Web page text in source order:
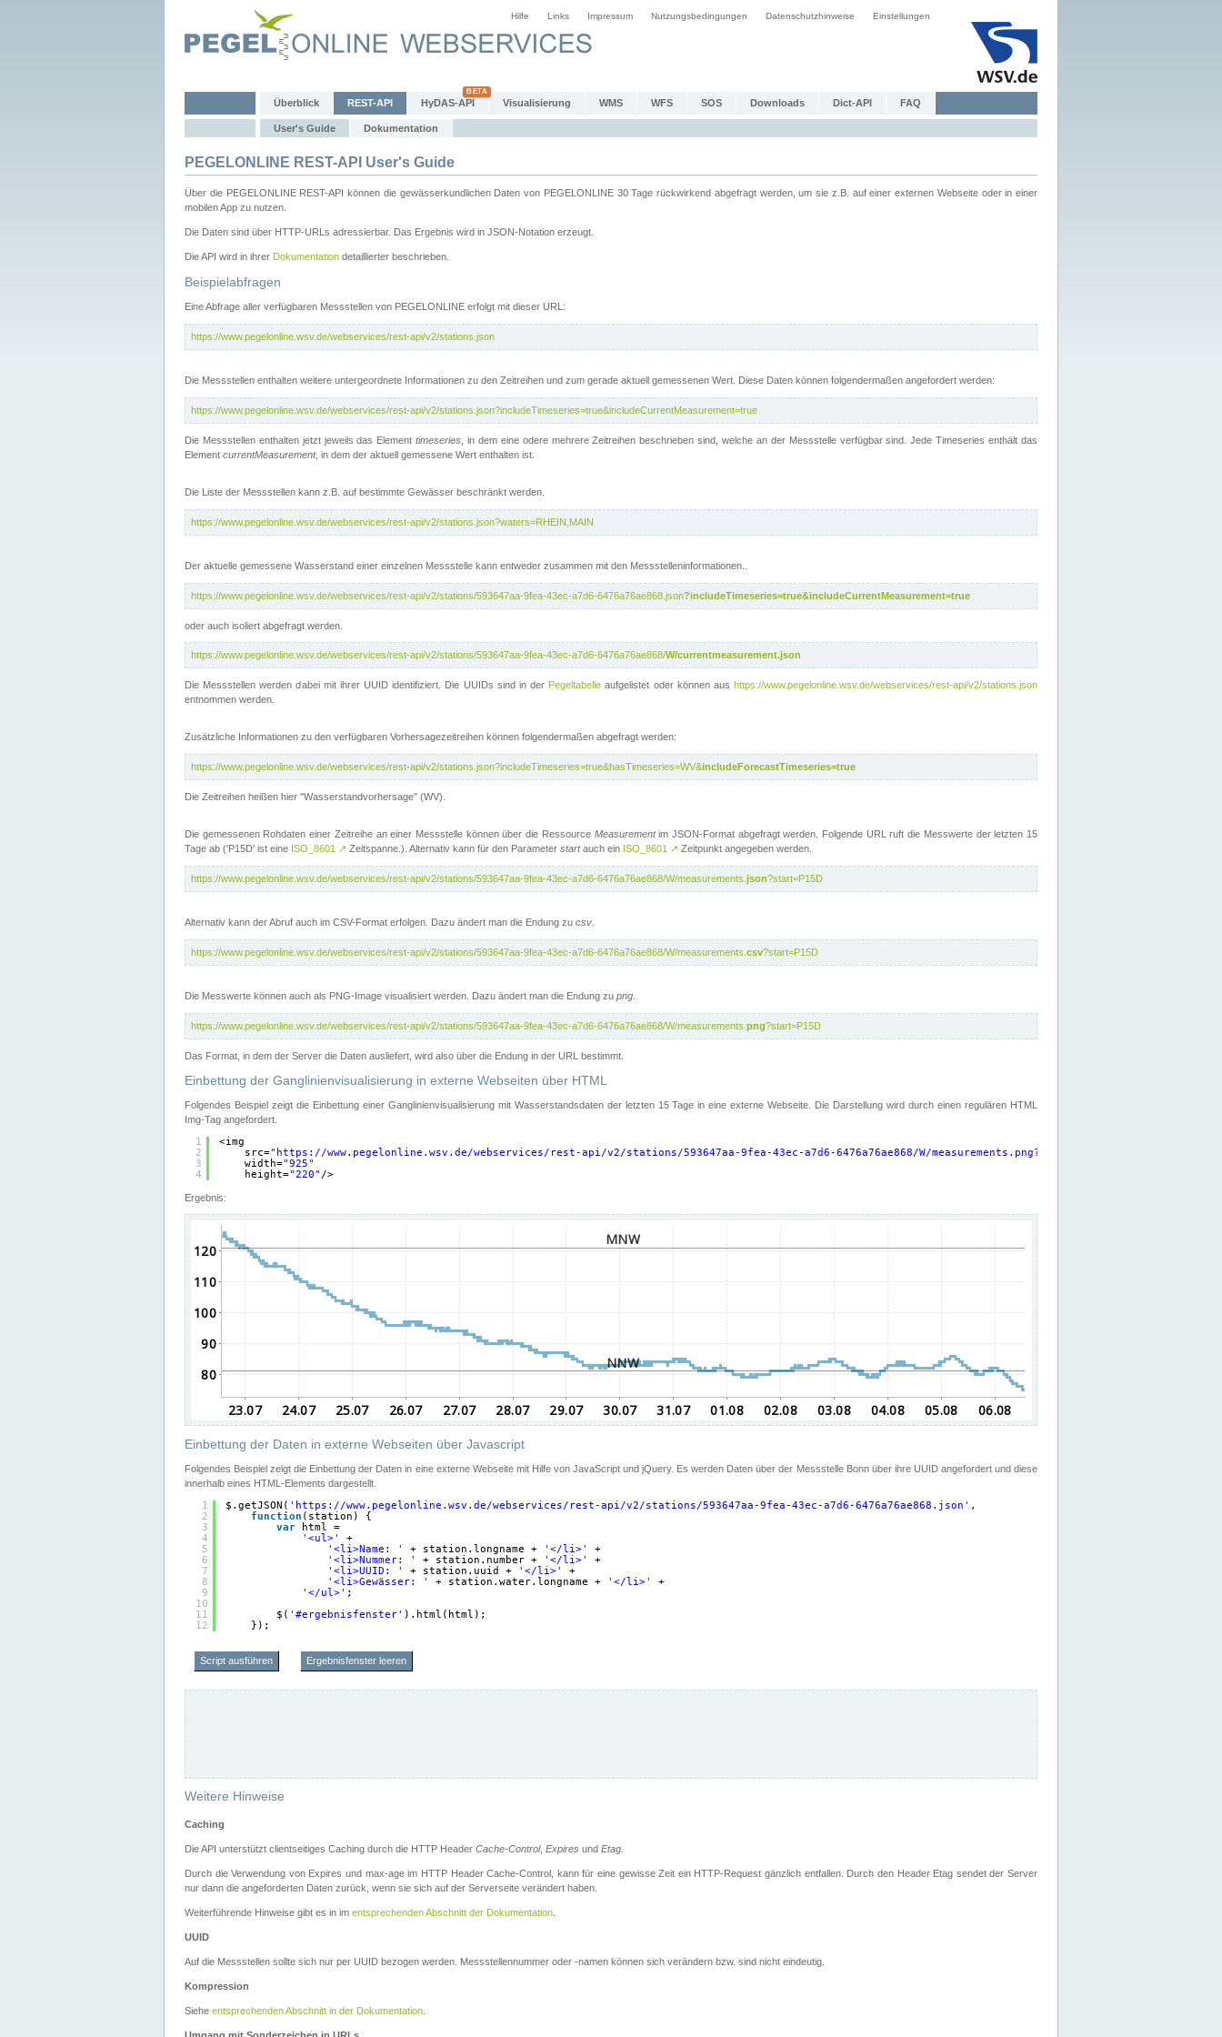
Hilfe Links Impressum Nutzungsbedingungen Datenschutzhinweise Einstellungen
Überblick REST-API HyDAS-API Visualisierung WMS WFS SOS Downloads Dict-API FAQ
User's Guide Dokumentation
PEGELONLINE REST-API User's Guide
Über die PEGELONLINE REST-API können die gewässerkundlichen Daten von PEGELONLINE 30 Tage rückwirkend abgefragt werden, um sie z.B. auf einer externen Webseite oder in einer
mobilen App zu nutzen.
Die Daten sind über HTTP-URLs adressierbar. Das Ergebnis wird in JSON-Notation erzeugt.
Die API wird in ihrer Dokumentation detaillierter beschrieben.
Beispielabfragen
Eine Abfrage aller verfügbaren Messstellen von PEGELONLINE erfolgt mit dieser URL:
https://www.pegelonline.wsv.de/webservices/rest-api/v2/stations.json
Die Messstellen enthalten weitere untergeordnete Informationen zu den Zeitreihen und zum gerade aktuell gemessenen Wert. Diese Daten können folgendermaßen angefordert werden:
https://www.pegelonline.wsv.de/webservices/rest-api/v2/stations.json?includeTimeseries=true&includeCurrentMeasurement=true
Die Messstellen enthalten jetzt jeweils das Elementtimeseries , in dem eine odere mehrere Zeitreihen beschrieben sind, welche an der Messstelle verfügbar sind. Jede Timeseries enthält das
Element currentMeasurement, in dem der aktuell gemessene Wert enthalten ist.
Die Liste der Messstellen kann z.B. auf bestimmte Gewässer beschränkt werden.
https://www.pegelonline.wsv.de/webservices/rest-api/v2/stations.json?waters=RHEIN,MAIN
Der aktuelle gemessene Wasserstand einer einzelnen Messstelle kann entweder zusammen mit den Messstelleninformationen..
https://www.pegelonline.wsv.de/webservices/rest-api/v2/stations/593647aa-9fea-43ec-a7d6-6476a76ae868.json?includeTimeseries=true&includeCurrentMeasurement=true
oder auch isoliert abgefragt werden.
https://www.pegelonline.wsv.de/webservices/rest-api/v2/stations/593647aa-9fea-43ec-a7d6-6476a76ae868/W/currentmeasurement.json
Die Messstellen werden dabei mit ihrer UUID identifiziert. Die UUIDs sind in der Pegeltabelle aufgelistet oder können aushttps://www.pegelonline.wsv.de/webservices/rest-api/v2/stations.json
entnommen werden.
Zusätzliche Informationen zu den verfügbaren Vorhersagezeitreihen können folgendermaßen abgefragt werden:
https://www.pegelonline.wsv.de/webservices/rest-api/v2/stations.json?includeTimeseries=true&hasTimeseries=WV&includeForecastTimeseries=true
Die Zeitreihen heißen hier "Wasserstandvorhersage" (WV).
Die gemessenen Rohdaten einer Zeitreihe an einer Messstelle können über die Ressource Measurementim JSON-Format abgefragt werden. Folgende URL ruft die Messwerte der letzten 15
Tage ab ('P15D' ist eine ISO_8601 ↗ Zeitspanne.). Alternativ kann für den Parameter startauch ein ISO_8601 ↗ Zeitpunkt angegeben werden.
https://www.pegelonline.wsv.de/webservices/rest-api/v2/stations/593647aa-9fea-43ec-a7d6-6476a76ae868/W/measurements. json?start=P15D
Alternativ kann der Abruf auch im CSV-Format erfolgen. Dazu ändert man die Endung zu csv
https://www.pegelonline.wsv.de/webservices/rest-api/v2/stations/593647aa-9fea-43ec-a7d6-6476a76ae868/W/measurements. csv?start=P15D
Die Messwerte können auch als PNG-Image visualisiert werden. Dazu ändert man die Endung zu png
https://www.pegelonline.wsv.de/webservices/rest-api/v2/stations/593647aa-9fea-43ec-a7d6-6476a76ae868/W/measurements. png?start=P15D
Das Format, in dem der Server die Daten ausliefert, wird also über die Endung in der URL bestimmt.
Einbettung der Ganglinienvisualisierung in externe Webseiten über HTML
Folgendes Beispiel zeigt die Einbettung einer Ganglinienvisualisierung mit Wasserstandsdaten der letzten 15 Tage in eine externe Webseite. Die Darstellung wird durch einen regulären HTML
Img-Tag angefordert.
1
2
3
4
<img
src=" https://www.pegelonline.wsv.de/webservices/rest-api/v2/stations/593647aa-9fea-43ec-a7d6-6476a76ae868/W/
width="925"
height="220" />
Ergebnis:
Einbettung der Daten in externe Webseiten über Javascript
Folgendes Beispiel zeigt die Einbettung der Daten in eine externe Webseite mit Hilfe von JavaScript und jQuery. Es werden Daten über der Messstelle Bonn über ihre UUID angefordert und diese
innerhalb eines HTML-Elements dargestellt.
1
2
3
4
5
6
7
8
9
10
11
12
$.getJSON( ' https://www.pegelonline.wsv.de/webservices/rest-api/v2/stations/593647aa-9fea-43ec-a7d6-6476a76ae868.json ' ,
function (station) {
var
html =
'<ul>'
+
'<li>Name: '
+ station.longname + '</li>'
+
'<li>Nummer: '
+ station.number + '</li>'
+
'<li>UUID: '
+ station.uuid + '</li>'
+
'<li>Gewässer: '
+ station.water.longname + '</li>'
+
'</ul>' ;
$( '#ergebnisfenster' ).html(html);
});
Script ausführen Ergebnisfenster leeren
Weitere Hinweise
Caching
Die API unterstützt clientseitiges Caching durch die HTTP Header Cache-Control, Expires und Etag.
Durch die Verwendung von Expires und max-age im HTTP Header Cache-Control, kann für eine gewisse Zeit ein HTTP-Request gänzlich entfallen. Durch den Header Etag sendet der Server
nur dann die angeforderten Daten zurück, wenn sie sich auf der Serverseite verändert haben.
Weiterführende Hinweise gibt es in im entsprechenden Abschnitt der Dokumentation.
UUID
Auf die Messstellen sollte sich nur per UUID bezogen werden. Messstellennummer oder -namen können sich verändern bzw. sind nicht eindeutig.
Kompression
Siehe entsprechenden Abschnitt in der Dokumentation.